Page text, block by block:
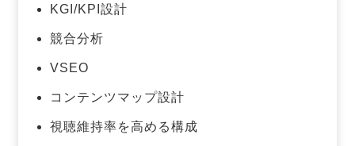
KGI/KPI設計
競合分析
VSEO
コンテンツマップ設計
視聴維持率を高める構成